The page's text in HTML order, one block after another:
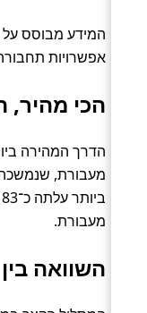
אפשרויות
הכי מהיר,
הדרך המהירה
מעבורת.
השוואה